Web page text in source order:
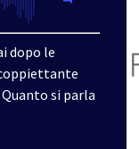
dopo le
si parla